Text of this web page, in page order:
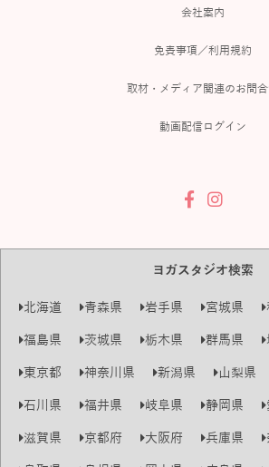
会社案内
免責事項／利用規約
取材・メディア関連のお問
動画配信ログイン
ヨガスタジオ検索
北海道 青森県 岩手県 宮城県
福島県
茨城県 栃木県 群馬県
東京都
神奈川県 新潟県 山梨県
石川県
福井県 岐阜県 静岡県
滋賀県
京都府 大阪府 兵庫県